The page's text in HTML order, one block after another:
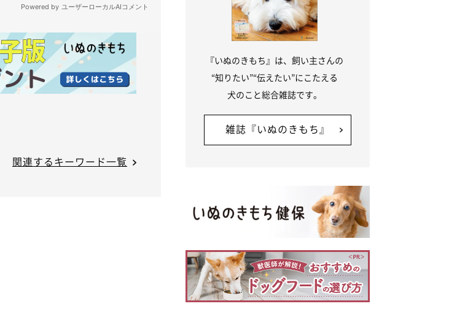
関連するキーワード一覧
『いぬのきもち』は、飼い主さんの
“知りたい”“伝えたい”にこたえる
犬のこと総合雑誌です。
雑誌『いぬのきもち』